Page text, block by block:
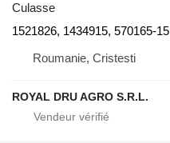
Culasse
1521826, 1434915, 570165-15
Roumanie, Cristesti
ROYAL DRU AGRO S.R.L.